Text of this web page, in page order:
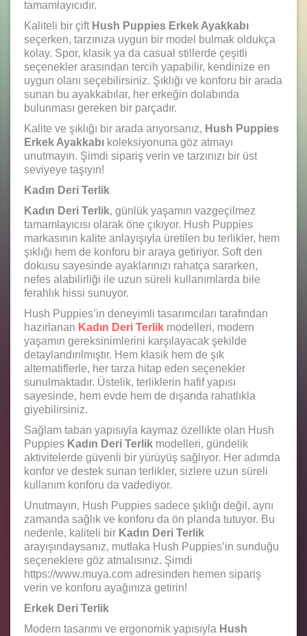
tamamlayıcıdır.
Kaliteli bir çift Hush Puppies Erkek Ayakkabı
seçerken, tarzınıza uygun bir model bulmak oldukça
kolay. Spor, klasik ya da casual stillerde çeşitli
seçenekler arasından tercih yapabilir, kendinize en
uygun olanı seçebilirsiniz. Şıklığı ve konforu bir arada
sunan bu ayakkabılar, her erkeğin dolabında
bulunması gereken bir parçadır.
Kalite ve şıklığı bir arada arıyorsanız, Hush Puppies
Erkek Ayakkabı koleksiyonuna göz atmayı
unutmayın. Şimdi sipariş verin ve tarzınızı bir üst
seviyeye taşıyın!
Kadın Deri Terlik
Kadın Deri Terlik, günlük yaşamın vazgeçilmez
tamamlayıcısı olarak öne çıkıyor. Hush Puppies
markasının kalite anlayışıyla üretilen bu terlikler, hem
şıklığı hem de konforu bir araya getiriyor. Soft deri
dokusu sayesinde ayaklarınızı rahatça sararken,
nefes alabilirliği ile uzun süreli kullanımlarda bile
ferahlık hissi sunuyor.
Hush Puppies’in deneyimli tasarımcıları tarafından
hazırlanan Kadın Deri Terlik modelleri, modern
yaşamın gereksinimlerini karşılayacak şekilde
detaylandırılmıştır. Hem klasik hem de şık
alternatiflerle, her tarza hitap eden seçenekler
sunulmaktadır. Üstelik, terliklerin hafif yapısı
sayesinde, hem evde hem de dışarıda rahatlıkla
giyebilirsiniz.
Sağlam taban yapısıyla kaymaz özellikte olan Hush
Puppies Kadın Deri Terlik modelleri, gündelik
aktivitelerde güvenli bir yürüyüş sağlıyor. Her adımda
konfor ve destek sunan terlikler, sizlere uzun süreli
kullanım konforu da vadediyor.
Unutmayın, Hush Puppies sadece şıklığı değil, aynı
zamanda sağlık ve konforu da ön planda tutuyor. Bu
nedenle, kaliteli bir Kadın Deri Terlik
arayışındaysanız, mutlaka Hush Puppies’in sunduğu
seçeneklere göz atmalısınız. Şimdi
https://www.muya.com adresinden hemen sipariş
verin ve konforu ayağınıza getirin!
Erkek Deri Terlik
Modern tasarımı ve ergonomik yapısıyla Hush